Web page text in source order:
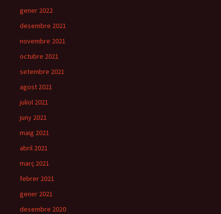
gener 2022
desembre 2021
novembre 2021
octubre 2021
setembre 2021
agost 2021
juliol 2021
juny 2021
maig 2021
abril 2021
març 2021
febrer 2021
gener 2021
desembre 2020